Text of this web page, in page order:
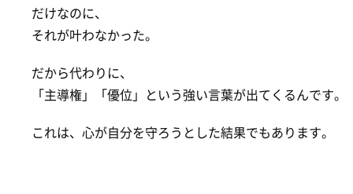
だけなのに、
それが叶わなかった。
だから代わりに、
「主導権」「優位」という強い言葉が出てくるんです。
これは、心が自分を守ろうとした結果でもあります。